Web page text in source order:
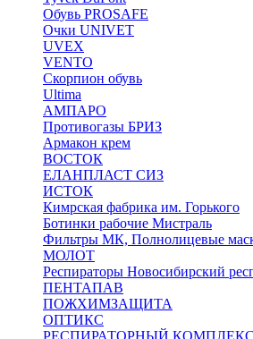
Обувь PROSAFE
Очки UNIVET
UVEX
VENTO
Скорпион обувь
Ultima
АМПАРО
Противогазы БРИЗ
Армакон крем
ВОСТОК
ЕЛАНПЛАСТ СИЗ
ИСТОК
Кимрская фабрика им. Горького
Ботинки рабочие Мистраль
Фильтры МК, Полнолицевые
МОЛОТ
Респираторы Новосибирский
ПЕНТАПАВ
ПОЖХИМЗАЩИТА
ОПТИКС
РЕСПИРАТОРНЫЙ КОМПЛЕКС